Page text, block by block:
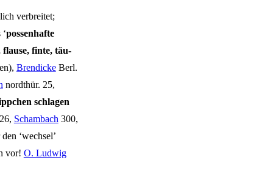
ver­brei­tet;
pos­sen­haf­te
flau­se, fin­te, täu­
Bren­di­ckeBerl.
nord­thür. 25,
schla­gen
Scham­bach 300,
‘wech­sel’
vor! O. Lud­wig